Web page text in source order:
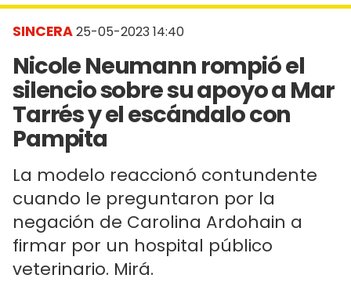
SINCERA25-05-2023 14:40
Nicole Neumann rompió el
silencio sobre su apoyo a Mar
Tarrés y el escándalo con
Pampita
La modelo reaccionó contundente
cuando le preguntaron por la
negación de Carolina Ardohain a
firmar por un hospital público
veterinario. Mirá.